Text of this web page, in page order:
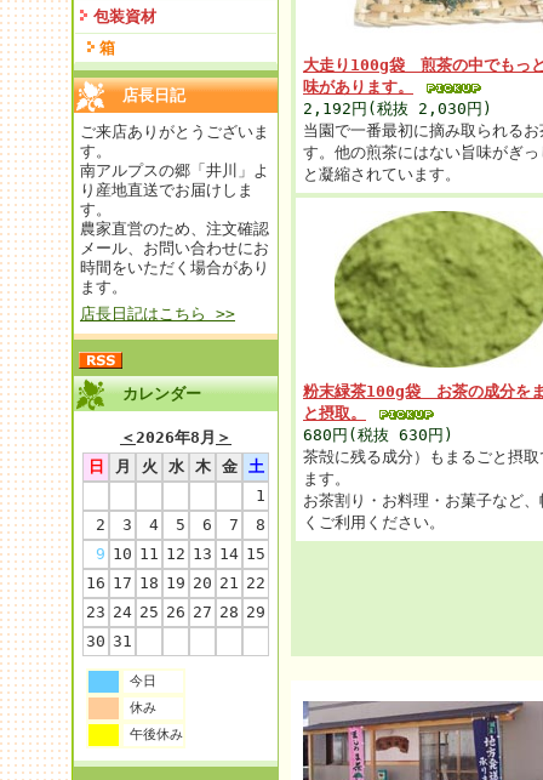
包装資材
箱
店長日記
ご来店ありがとうございま
す。
南アルプスの郷「井川」よ
り産地直送でお届けしま
す。
農家直営のため、注文確認
メール、お問い合わせにお
時間をいただく場合があり
ます。
店長日記はこちら >>
カレンダー
＜2026年8月 ＞
日
月 火 水 木 金
土
1
2
3 4 5 6 7
8
9 10 11 12 13 14 15
16 17 18 19 20 21 22
23 24 25 26 27 28 29
30 31
今日
休み
午後休み
大走り100g袋 煎茶の中でもっ
味があります。
2,192円(税抜 2,030円)
当園で一番最初に摘み取られるお
す。他の煎茶にはない旨味がぎっ
と凝縮されています。
粉末緑茶100g袋 お茶の成分を
と摂取。
680円(税抜 630円)
茶殻に残る成分）もまるごと摂取
ます。
お茶割り・お料理・お菓子など、
くご利用ください。